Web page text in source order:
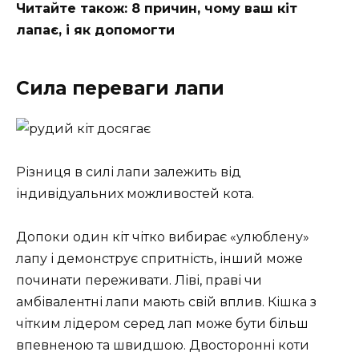
Читайте також: 8 причин, чому ваш кіт
лапає, і як допомогти
Сила переваги лапи
Різниця в силі лапи залежить від
індивідуальних можливостей кота.
Допоки один кіт чітко вибирає «улюблену»
лапу і демонструє спритність, інший може
починати переживати. Ліві, праві чи
амбівалентні лапи мають свій вплив. Кішка з
чітким лідером серед лап може бути більш
впевненою та швидшою. Двосторонні коти